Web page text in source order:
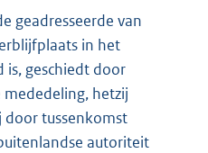
geadresseerde van
in het
geschiedt door
hetzij
door tussenkomst
autoriteit